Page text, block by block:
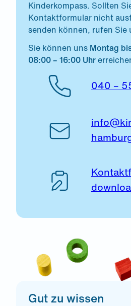
Kinderkompass. Sollten
Kontaktformular nicht
senden können, rufen Sie
Sie können uns Montag
08:00 – 16:00 Uhr
040 –
Gut zu wissen